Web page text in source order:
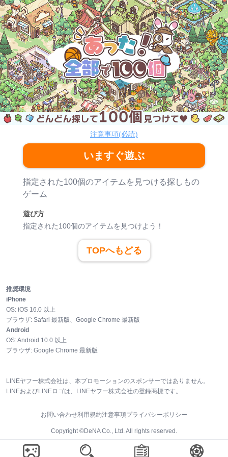
あった！全部で100個
脳トレ
注意事項(必読)
いますぐ遊ぶ
ゲーム紹介
指定された100個のアイテムを見つける探しもの
ゲーム
遊び方
指定された100個のアイテムを見つけよう！
TOPへもどる
推奨環境
iPhone
OS: iOS 16.0 以上
ブラウザ: Safari 最新版、Google Chrome 最新版
Android
OS:Android 10.0 以上
ブラウザ: Google Chrome 最新版
LINEヤフー株式会社は、本プロモーションのスポンサーではありません。
LINEおよびLINEロゴは、LINEヤフー株式会社の登録商標です。
お問い合わせ利用規約注意事項プライバシーポリシー
Copyright ©DeNA Co., Ltd. All rights reserved.